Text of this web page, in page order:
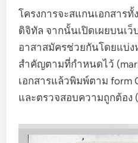
โครงการจะสแกนเอกสาร
ดิจิทัล จากนั้นเปิดเผยบนเว็
อาสาสมัครช่วยกันโดยแบ่
สำคัญตามที่กำหนดไว้
เอกสารแล้วพิมพ์ตาม form
และตรวจสอบความถูกต้อง